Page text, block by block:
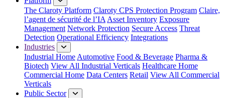
The Claroty Platform Claroty CPS Protection Program Claire,
l’agent de sécurité de l’IA Asset Inventory Exposure
Management Network Protection Secure Access Threat
Detection Operational Efficiency Integrations
Industries
Industrial Home Automotive Food & Beverage Pharma &
Biotech View All Industrial Verticals Healthcare Home
Commercial Home Data Centers Retail View All Commercial
Verticals
Public Sector